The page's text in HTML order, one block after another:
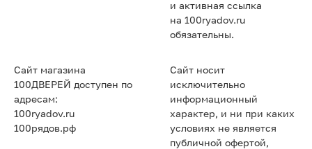
и активная ссылка
на 100ryadov.ru
обязательны.
Сайт магазина
100ДВЕРЕЙ доступен по
адресам:
100ryadov.ru
100рядов.рф
Сайт носит
исключительно
информационный
характер, и ни при каких
условиях не является
публичной офертой,